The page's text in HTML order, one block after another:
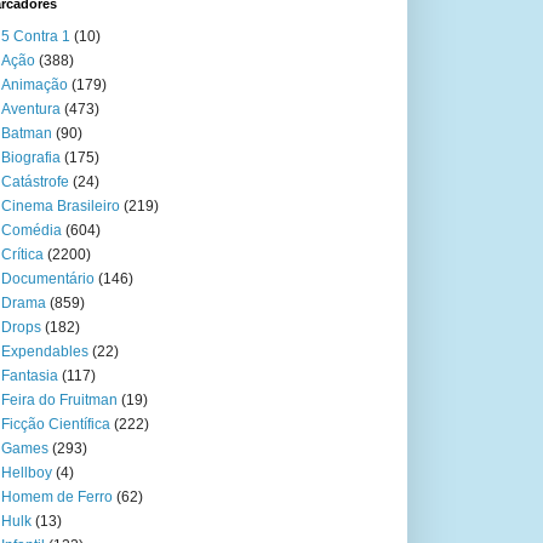
5 Contra 1 (10)
Ação (388)
Animação (179)
Aventura (473)
Batman (90)
Biografia (175)
Catástrofe (24)
Cinema Brasileiro (219)
Comédia (604)
Crítica (2200)
Documentário (146)
Drama (859)
Drops (182)
Expendables (22)
Fantasia (117)
Feira do Fruitman (19)
Ficção Científica (222)
Games (293)
Hellboy (4)
Homem de Ferro (62)
Hulk (13)